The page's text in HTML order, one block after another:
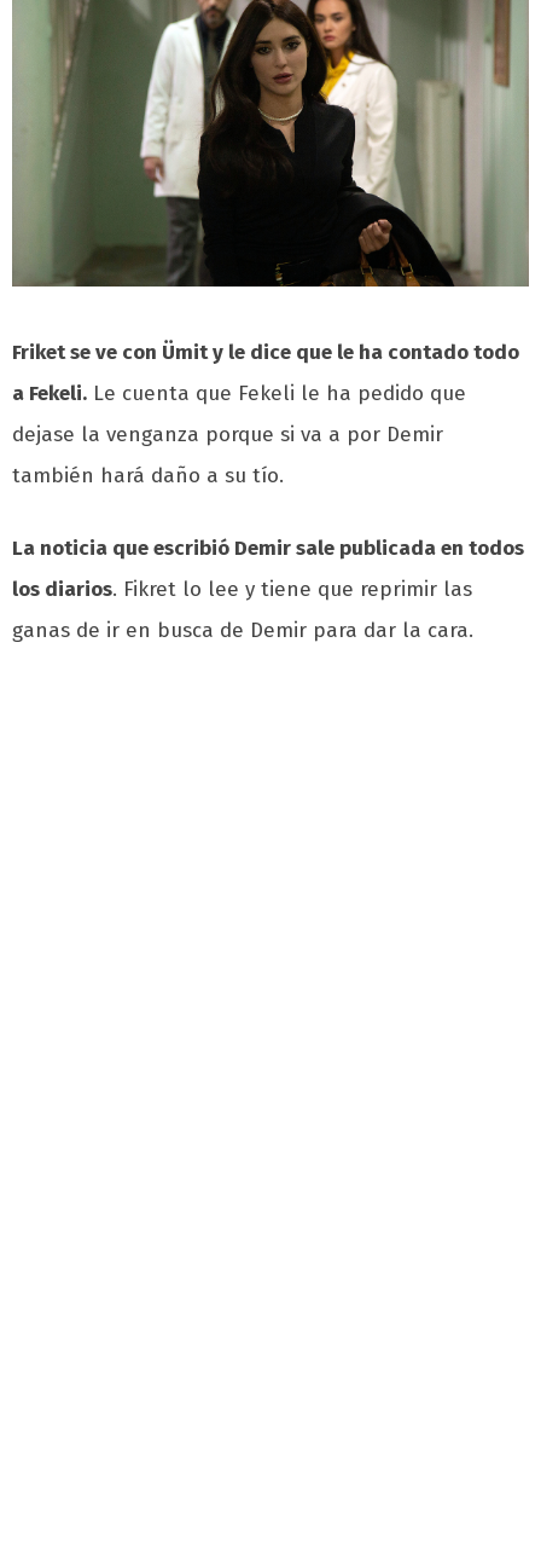
Friket se ve con Ümit y le dice que le ha contado todo
a Fekeli. Le cuenta que Fekeli le ha pedido que
dejase la venganza porque si va a por Demir
también hará daño a su tío.
La noticia que escribió Demir sale publicada en todos
los diarios. Fikret lo lee y tiene que reprimir las
ganas de ir en busca de Demir para dar la cara.